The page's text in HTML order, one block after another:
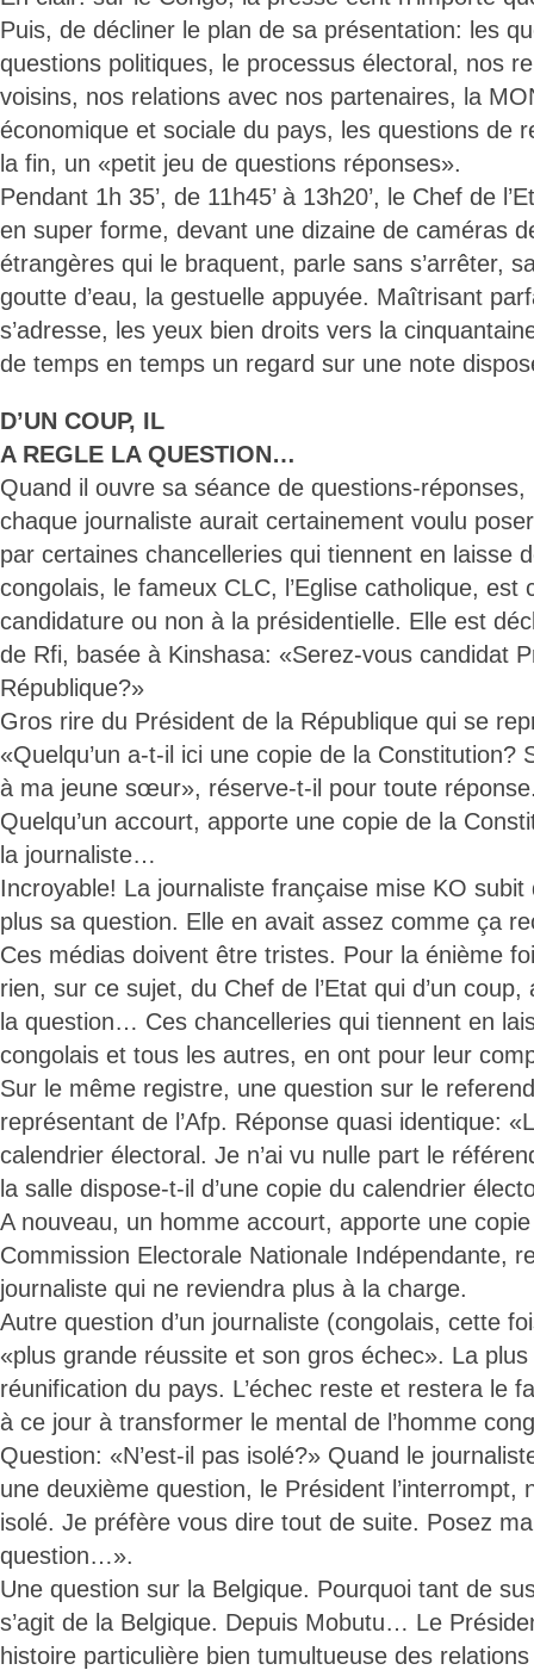
Puis, de décliner le plan de sa présentation: les
questions politiques, le processus électoral, nos
voisins, nos relations avec nos partenaires, la
économique et sociale du pays, les questions de
la fin, un «petit jeu de questions réponses».
Pendant 1h 35’, de 11h45’ à 13h20’, le Chef de
en super forme, devant une dizaine de caméras
étrangères qui le braquent, parle sans s’arrêter,
goutte d’eau, la gestuelle appuyée. Maîtrisant
s’adresse, les yeux bien droits vers la
de temps en temps un regard sur une note
D’UN COUP, IL
A REGLE LA QUESTION…
Quand il ouvre sa séance de questions-réponses,
chaque journaliste aurait certainement voulu
par certaines chancelleries qui tiennent en laisse
congolais, le fameux CLC, l’Eglise catholique, est
candidature ou non à la présidentielle. Elle est
de Rfi, basée à Kinshasa: «Serez-vous candidat
République?»
Gros rire du Président de la République qui se
«Quelqu’un a-t-il ici une copie de la Constitution?
à ma jeune sœur», réserve-t-il pour toute
Quelqu’un accourt, apporte une copie de la
la journaliste…
Incroyable! La journaliste française mise KO
plus sa question. Elle en avait assez comme ça
Ces médias doivent être tristes. Pour la énième
rien, sur ce sujet, du Chef de l’Etat qui d’un
la question… Ces chancelleries qui tiennent en
congolais et tous les autres, en ont pour leur
Sur le même registre, une question sur le
représentant de l’Afp. Réponse quasi identique:
calendrier électoral. Je n’ai vu nulle part le
la salle dispose-t-il d’une copie du calendrier
A nouveau, un homme accourt, apporte une
Commission Electorale Nationale Indépendante,
journaliste qui ne reviendra plus à la charge.
Autre question d’un journaliste (congolais, cette
«plus grande réussite et son gros échec». La
réunification du pays. L’échec reste et restera le
à ce jour à transformer le mental de l’homme
Question: «N’est-il pas isolé?» Quand le
une deuxième question, le Président l’interrompt,
isolé. Je préfère vous dire tout de suite. Posez
question…».
Une question sur la Belgique. Pourquoi tant de
s’agit de la Belgique. Depuis Mobutu… Le
histoire particulière bien tumultueuse des